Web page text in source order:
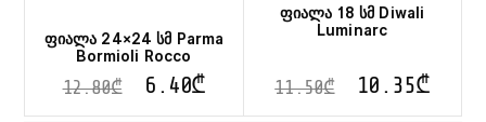
ფიალა 24×24 სმ Parma
Bormioli Rocco
12.80₾ 6.40₾
ფიალა 18 სმ Diwali
Luminarc
11.50₾ 10.35₾